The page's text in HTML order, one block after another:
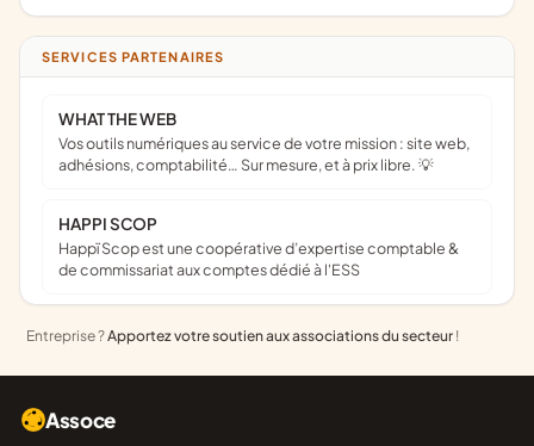
SERVICES PARTENAIRES
WHAT THE WEB
Vos outils numériques au service de votre mission : site web,
adhésions, comptabilité… Sur mesure, et à prix libre. 💡
HAPPI SCOP
Happï Scop est une coopérative d’expertise comptable &
de commissariat aux comptes dédié à l'ESS
Entreprise ?Apportez votre soutien aux associations du secteur !
Assoce